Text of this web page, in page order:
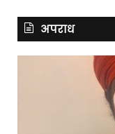
अपराध